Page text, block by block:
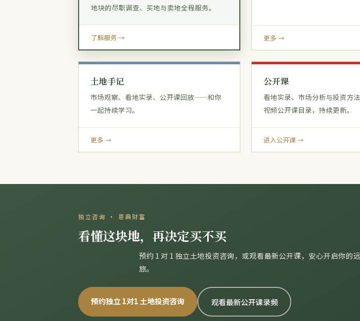
地块的尽职调查、买地与卖地全程服务。
了解服务 → 更多 →
土地手记
市场观察、看地实录、公开课回放——和你
一起持续学习。
更多 →
公开课
看地实录、市场分析与投资方
视频公开课目录，持续更新。
进入公开课 →
独立咨询 · 恩典财富
看懂这块地，再决定买不买
预约 1 对 1 独立土地投资咨询，或观看最新公开课，安心开启你的
旅。
预约独立 1对1 土地投资咨询 观看最新公开课录频